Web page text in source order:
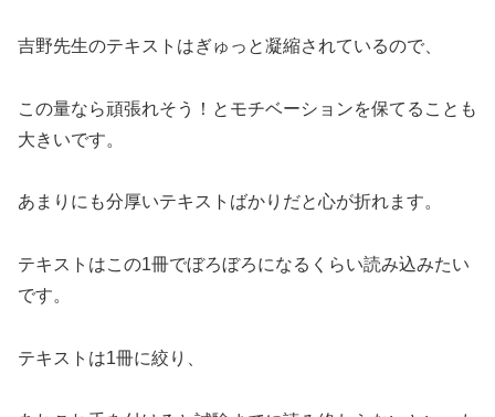
吉野先生のテキストはぎゅっと凝縮されているので、
この量なら頑張れそう！とモチベーションを保てることも
大きいです。
あまりにも分厚いテキストばかりだと心が折れます。
テキストはこの1冊でぼろぼろになるくらい読み込みたい
です。
テキストは1冊に絞り、